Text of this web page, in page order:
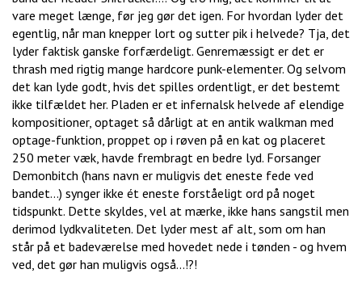
vare meget længe, før jeg gør det igen. For hvordan lyder det
egentlig, når man knepper lort og sutter pik i helvede? Tja, det
lyder faktisk ganske forfærdeligt. Genremæssigt er det er
thrash med rigtig mange hardcore punk-elementer. Og selvom
det kan lyde godt, hvis det spilles ordentligt, er det bestemt
ikke tilfældet her. Pladen er et infernalsk helvede af elendige
kompositioner, optaget så dårligt at en antik walkman med
optage-funktion, proppet op i røven på en kat og placeret
250 meter væk, havde frembragt en bedre lyd. Forsanger
Demonbitch (hans navn er muligvis det eneste fede ved
bandet...) synger ikke ét eneste forståeligt ord på noget
tidspunkt. Dette skyldes, vel at mærke, ikke hans sangstil men
derimod lydkvaliteten. Det lyder mest af alt, som om han
står på et badeværelse med hovedet nede i tønden - og hvem
ved, det gør han muligvis også...!?!